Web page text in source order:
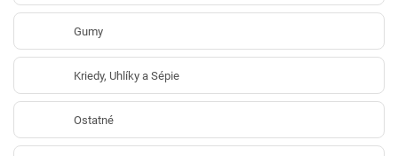
Gumy
Kriedy, Uhlíky a Sépie
Ostatné